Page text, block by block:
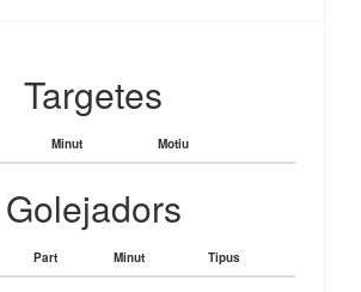
Targetes
Minut Motiu
Golejadors
Part Minut Tipus